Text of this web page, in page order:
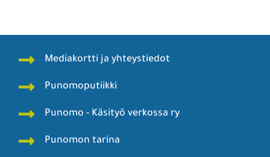
Mediakortti ja yhteystiedot
Punomoputiikki
Punomo - Käsityö verkossa ry
Punomon tarina